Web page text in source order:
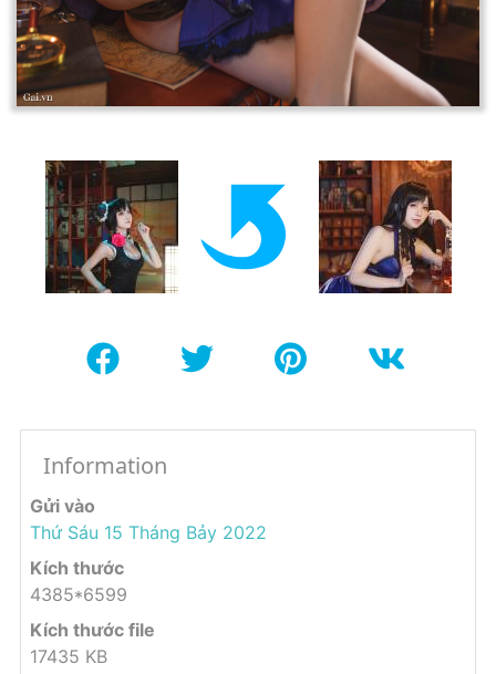
Information
Gửi vào
Thứ Sáu 15 Tháng Bảy 2022
Kích thước
4385*6599
Kích thước file
17435 KB